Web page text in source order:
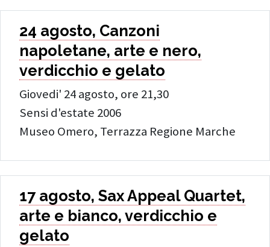
24 agosto, Canzoni
napoletane, arte e nero,
verdicchio e gelato
Giovedi' 24 agosto, ore 21,30
Sensi d'estate 2006
Museo Omero, Terrazza Regione Marche
17 agosto, Sax Appeal Quartet,
arte e bianco, verdicchio e
gelato